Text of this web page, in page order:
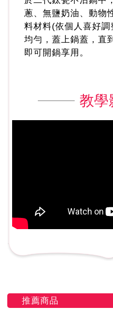
蔥、無鹽奶油、動物
料材料(依個人喜好
均勻，蓋上鍋蓋，直
即可開鍋享用。
教學
推薦商品